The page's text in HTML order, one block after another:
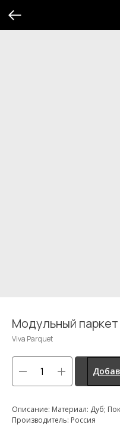
Модульный
Viva Parquet
Описание: Материал: Дуб;
Производитель: Россия